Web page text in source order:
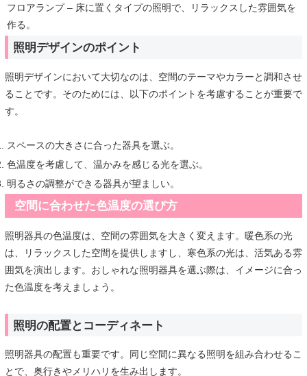
フロアランプ – 床に置くタイプの照明で、リラックスした雰囲気を
作る。
照明デザインのポイント
照明デザインにおいて大切なのは、空間のテーマやカラーと調和させ
ることです。そのためには、以下のポイントを考慮することが重要で
す。
スペースの大きさに合った器具を選ぶ。
色温度を考慮して、温かみを感じる光を選ぶ。
明るさの調整ができる器具が望ましい。
空間に合わせた色温度の選び方
照明器具の色温度は、空間の雰囲気を大きく変えます。暖色系の光
は、リラックスした空間を提供しますし、寒色系の光は、活気ある雰
囲気を演出します。おしゃれな照明器具を選ぶ際は、イメージに合っ
た色温度を考えましょう。
照明の配置とコーディネート
照明器具の配置も重要です。同じ空間に異なる照明を組み合わせるこ
とで、奥行きやメリハリを生み出します。